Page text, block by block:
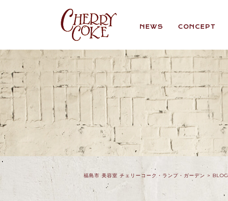
NEWS CONCEPT
福島市 美容室 チェリーコーク・ランプ・ガーデン > BLOG